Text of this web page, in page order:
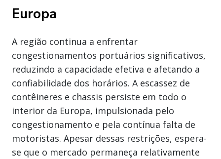
Europa
A região continua a enfrentar
congestionamentos portuários significativos,
reduzindo a capacidade efetiva e afetando a
confiabilidade dos horários. A escassez de
contêineres e chassis persiste em todo o
interior da Europa, impulsionada pelo
congestionamento e pela contínua falta de
motoristas. Apesar dessas restrições, espera-
se que o mercado permaneça relativamente